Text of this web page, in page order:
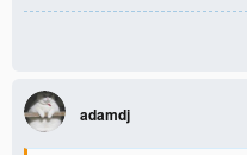
adamdj